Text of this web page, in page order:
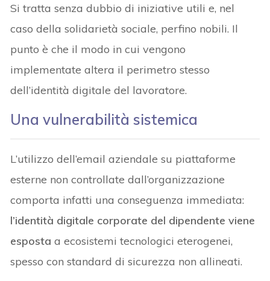
Si tratta senza dubbio di iniziative utili e, nel
caso della solidarietà sociale, perfino nobili. Il
punto è che il modo in cui vengono
implementate altera il perimetro stesso
dell’identità digitale del lavoratore.
Una vulnerabilità sistemica
L’utilizzo dell’email aziendale su piattaforme
esterne non controllate dall’organizzazione
comporta infatti una conseguenza immediata:
l’identità digitale corporate del dipendente viene
esposta a ecosistemi tecnologici eterogenei,
spesso con standard di sicurezza non allineati.